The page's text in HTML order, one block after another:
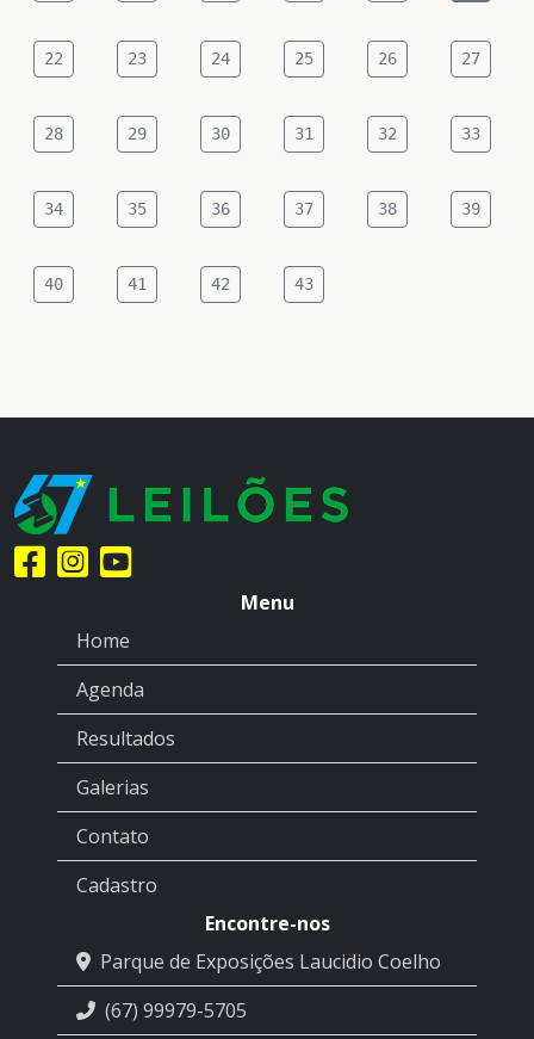
22 23 24 25 26 27
28 29 30 31 32 33
34 35 36 37 38 39
40 41 42 43
Menu
Home
Agenda
Resultados
Galerias
Contato
Cadastro
Encontre-nos
Parque de Exposições Laucidio Coelho
(67) 99979-5705